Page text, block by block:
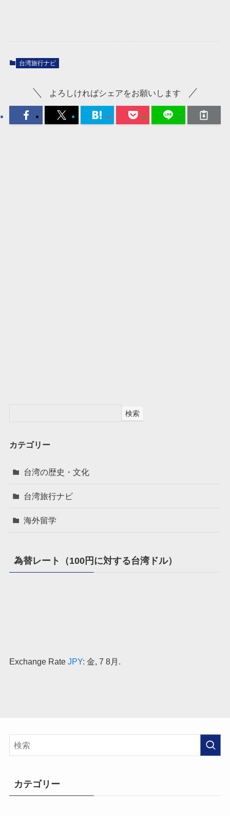
台湾旅行ナビ
よろしければシェアをお願いします
検索
カテゴリー
台湾の歴史・文化
台湾旅行ナビ
海外留学
為替レート（100円に対する台湾ドル）
Exchange Rate JPY: 金, 7 8月.
カテゴリー